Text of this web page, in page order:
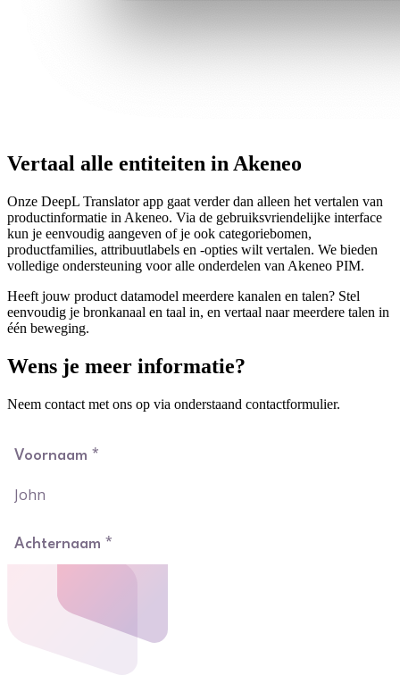
Vertaal alle entiteiten in Akeneo
Onze DeepL Translator app gaat verder dan alleen het vertalen van
productinformatie in Akeneo. Via de gebruiksvriendelijke interface
kun je eenvoudig aangeven of je ook categoriebomen,
productfamilies, attribuutlabels en -opties wilt vertalen. We bieden
volledige ondersteuning voor alle onderdelen van Akeneo PIM.
Heeft jouw product datamodel meerdere kanalen en talen? Stel
eenvoudig je bronkanaal en taal in, en vertaal naar meerdere talen in
één beweging.
Wens je meer informatie?
Neem contact met ons op via onderstaand contactformulier.